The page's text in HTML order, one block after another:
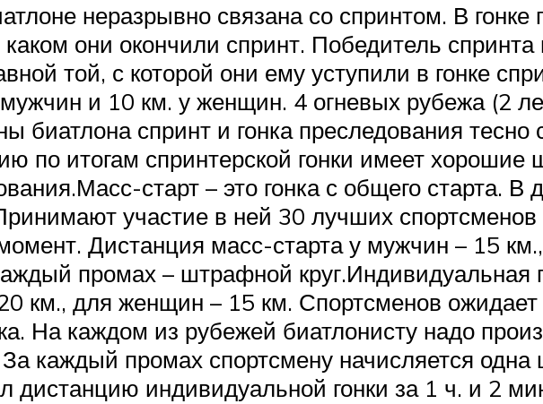
неразрывно связана со спринтом. В
они окончили спринт. Победитель
той, с которой они ему уступили в гонке
и 10 км. у женщин. 4 огневых рубежа (2
биатлона спринт и гонка преследования
по итогам спринтерской гонки имеет хорошие
старт – это гонка с общего старта.
участие в ней 30 лучших спортсменов
Дистанция масс-старта у мужчин – 15
промах – штрафной круг.Индивидуальная
км., для женщин – 15 км. Спортсменов
На каждом из рубежей биатлонисту надо
каждый промах спортсмену начисляется
дистанцию индивидуальной гонки за 1 ч. и 2